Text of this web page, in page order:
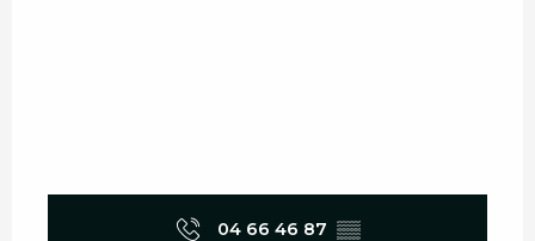
04 66 46 87 ▒▒